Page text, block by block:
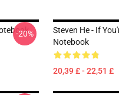
-20%
Steven He - If
Notebook
20,39 £ - 22,51 £